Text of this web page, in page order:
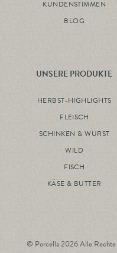
KUNDENSTIMMEN
BLOG
UNSERE PRODUKTE
HERBST-HIGHLIGHTS
FLEISCH
SCHINKEN & WURST
WILD
FISCH
KÄSE & BUTTER
© Porcella 2026 Alle Rechte